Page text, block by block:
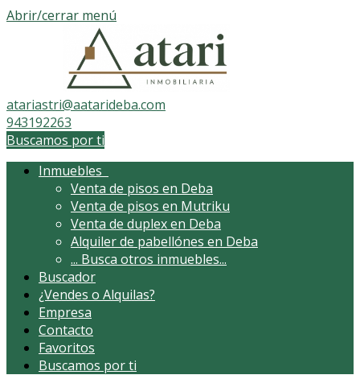
Abrir/cerrar menú
atariastri@aatarideba.com
943192263
Buscamos por ti
Inmuebles
Venta de pisos en Deba
Venta de pisos en Mutriku
Venta de duplex en Deba
Alquiler de pabellónes en Deba
... Busca otros inmuebles...
Buscador
¿Vendes o Alquilas?
Empresa
Contacto
Favoritos
Buscamos por ti